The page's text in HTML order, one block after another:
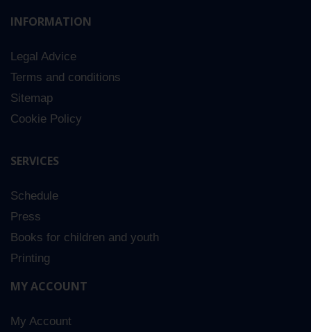
INFORMATION
Legal Advice
Terms and conditions
Sitemap
Cookie Policy
SERVICES
Schedule
Press
Books for children and youth
Printing
MY ACCOUNT
My Account